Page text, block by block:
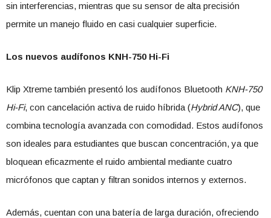
sin interferencias, mientras que su sensor de alta precisión
permite un manejo fluido en casi cualquier superficie.
Los nuevos audífonos KNH-750 Hi-Fi
Klip Xtreme también presentó los audífonos Bluetooth KNH-750
Hi-Fi, con cancelación activa de ruido híbrida (Hybrid ANC), que
combina tecnología avanzada con comodidad. Estos audífonos
son ideales para estudiantes que buscan concentración, ya que
bloquean eficazmente el ruido ambiental mediante cuatro
micrófonos que captan y filtran sonidos internos y externos.
Además, cuentan con una batería de larga duración, ofreciendo